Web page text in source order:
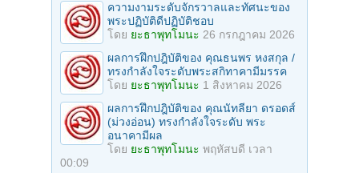
ความงามระดับจักรวาลและทัศนะของ
พระปฏิบัติดีปฏิบัติชอบ
โดย ยะธาพุทโมนะ 26 กรกฎาคม 2026
ผลการฝึกปฎิบัติของ คุณธนพร หงสกุล /
ทรงกำลังใจระดับพระสกิทาคามีมรรค
โดย ยะธาพุทโมนะ 1 สิงหาคม 2026
ผลการฝึกปฎิบัติของ คุณนัทลียา ดรอดส์
(ม่วงอ่อน) ทรงกำลังใจระดับ พระ
อนาคามีผล
โดย ยะธาพุทโมนะ พฤหัสบดี เวลา
00:09